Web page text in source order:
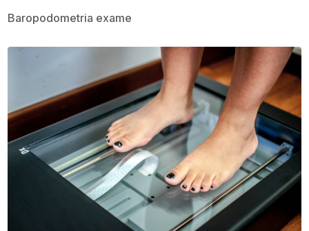
Baropodometria exame​